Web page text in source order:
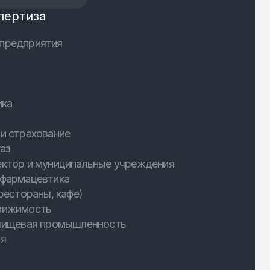
страхование
и муниципальные учреждения
кафе)
промышленность